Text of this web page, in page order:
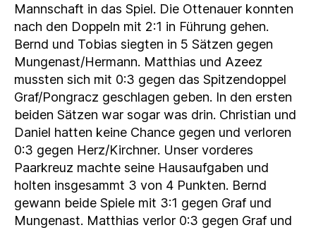
Mannschaft in das Spiel. Die Ottenauer konnten
nach den Doppeln mit 2:1 in Führung gehen.
Bernd und Tobias siegten in 5 Sätzen gegen
Mungenast/Hermann. Matthias und Azeez
mussten sich mit 0:3 gegen das Spitzendoppel
Graf/Pongracz geschlagen geben. In den ersten
beiden Sätzen war sogar was drin. Christian und
Daniel hatten keine Chance gegen und verloren
0:3 gegen Herz/Kirchner. Unser vorderes
Paarkreuz machte seine Hausaufgaben und
holten insgesammt 3 von 4 Punkten. Bernd
gewann beide Spiele mit 3:1 gegen Graf und
Mungenast. Matthias verlor 0:3 gegen Graf und